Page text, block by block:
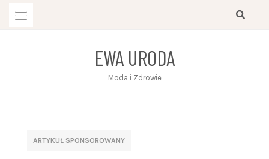
EWA URODA
Moda i Zdrowie
ARTYKUŁ SPONSOROWANY